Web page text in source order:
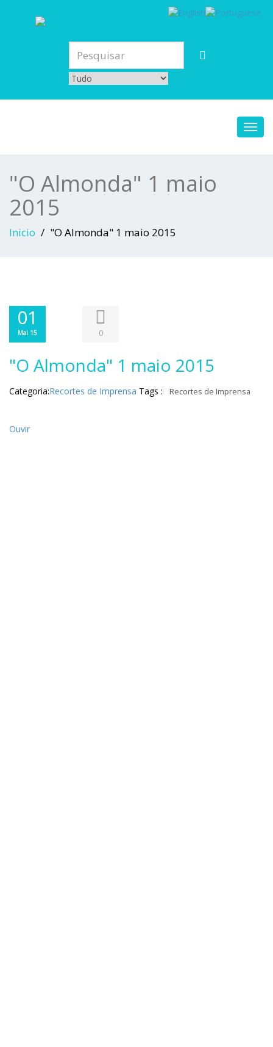
"O Almonda" 1 maio
2015
Inicio "O Almonda" 1 maio 2015
01
Mai 15 0
"O Almonda" 1 maio 2015
Categoria:Recortes de Imprensa Tags : Recortes de Imprensa
Ouvir